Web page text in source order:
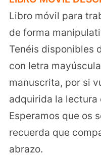
Libro móvil para
de forma
Tenéis disponibles
con letra
manuscrita, por si
adquirida la lectura
Esperamos que os
recuerda que
abrazo.